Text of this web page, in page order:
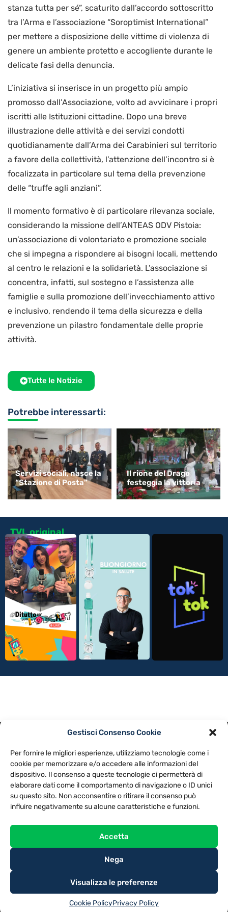
Gestisci Consenso Cookie
Per fornire le migliori esperienze, utilizziamo tecnologie come i
cookie per memorizzare e/o accedere alle informazioni del
dispositivo. Il consenso a queste tecnologie ci permetterà di
elaborare dati come il comportamento di navigazione o ID unici
su questo sito. Non acconsentire o ritirare il consenso può
influire negativamente su alcune caratteristiche e funzioni.
Accetta
Nega
Visualizza le preferenze
Cookie PolicyPrivacy Policy
stanza tutta per sé”, scaturito dall’accordo sottoscritto
tra l’Arma e l’associazione “Soroptimist International”
per mettere a disposizione delle vittime di violenza di
genere un ambiente protetto e accogliente durante le
delicate fasi della denuncia.
L’iniziativa si inserisce in un progetto più ampio
promosso dall’Associazione, volto ad avvicinare i propri
iscritti alle Istituzioni cittadine. Dopo una breve
illustrazione delle attività e dei servizi condotti
quotidianamente dall’Arma dei Carabinieri sul territorio
a favore della collettività, l’attenzione dell’incontro si è
focalizzata in particolare sul tema della prevenzione
delle “truffe agli anziani”.
Il momento formativo è di particolare rilevanza sociale,
considerando la missione dell’ANTEAS ODV Pistoia:
un’associazione di volontariato e promozione sociale
che si impegna a rispondere ai bisogni locali, mettendo
al centro le relazioni e la solidarietà. L’associazione si
concentra, infatti, sul sostegno e l’assistenza alle
famiglie e sulla promozione dell’invecchiamento attivo
e inclusivo, rendendo il tema della sicurezza e della
prevenzione un pilastro fondamentale delle proprie
attività.
Tutte le Notizie
Potrebbe interessarti:
Servizi sociali, nasce la
“Stazione di Posta”
Il rione del Drago
festeggia la vittoria
TVL original
NOTE LEGALI
CONTATTACI PREFERENZE
TV LIBERA S.P.A.
Via Monteleonese 95/21 – 51100 Pistoia (PT)
Tel. 0573.9136 / Fax 0573.913615